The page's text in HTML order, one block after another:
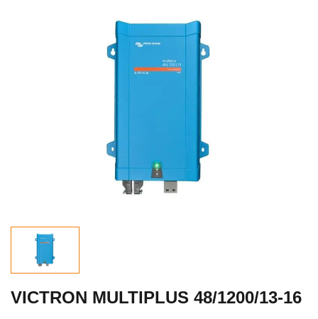
Реєстрація
Увійти
VICTRON MULTIPLUS 48/1200/13-16